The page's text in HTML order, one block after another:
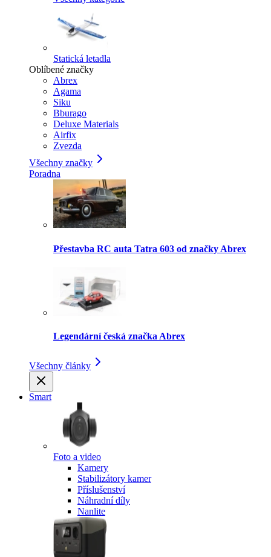
Statická letadla
Oblíbené značky
Abrex
Agama
Siku
Bburago
Deluxe Materials
Airfix
Zvezda
Všechny značky
Poradna
Přestavba RC auta Tatra 603 od značky Abrex
Legendární česká značka Abrex
Všechny články
Smart
Foto a video
Kamery
Stabilizátory kamer
Příslušenství
Náhradní díly
Nanlite